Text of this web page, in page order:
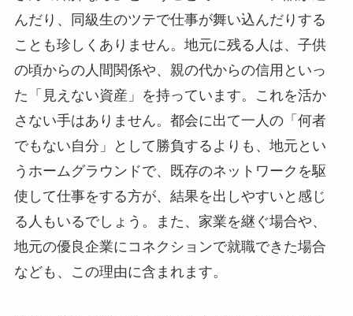
んだり、同級生のツテで仕事が舞い込んだりする
ことも珍しくありません。地元に残る人は、子供
の頃からの人間関係や、親の代からの信用といっ
た「見えない資産」を持っています。これを活か
さない手はありません。都会に出て一人の「何者
でもない自分」として勝負するよりも、地元とい
うホームグラウンドで、既存のネットワークを駆
使して仕事をする方が、結果を出しやすいと感じ
る人もいるでしょう。また、家業を継ぐ場合や、
地元の優良企業にコネクションで就職できた場合
なども、この理由に含まれます。